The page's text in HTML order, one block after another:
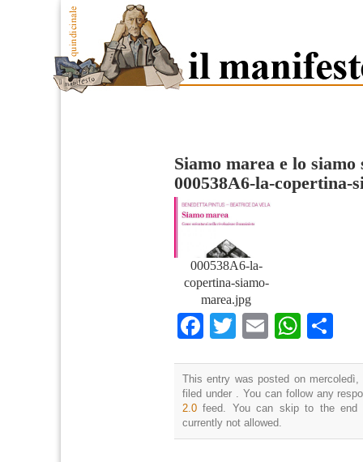
Siamo marea e lo
000538A6-la-copertina-
000538A6-la-
copertina-siamo-
marea.jpg
Facebook
TwitterEmail
This entry was posted on
filed under . You can follow any
2.0 feed. You can skip to the end
currently not allowed.